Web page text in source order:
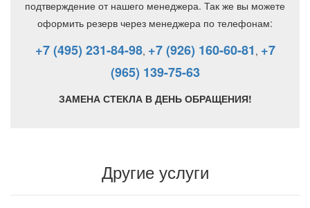
подтверждение от нашего менеджера. Так же вы можете
оформить резерв через менеджера по телефонам:
+7 (495) 231-84-98, +7 (926) 160-60-81 , +7
(965) 139-75-63
ЗАМЕНА СТЕКЛА В ДЕНЬ ОБРАЩЕНИЯ!
Другие услуги